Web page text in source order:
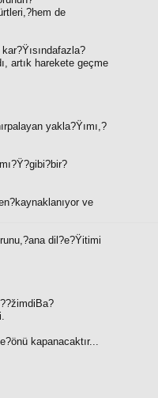
de
artık harekete geçme
yakla?Ÿımı,?
ve
dil?e?Ÿitimi
kapanacaktır...